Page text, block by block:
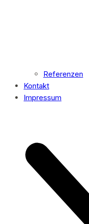
Referenzen
Kontakt
Impressum